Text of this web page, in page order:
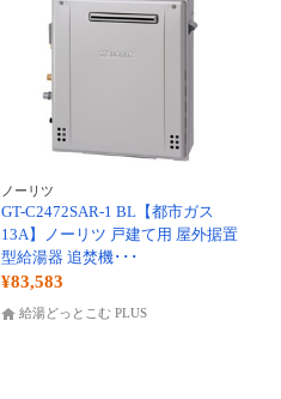
ノーリツ
GT-C2472SAR-1 BL【都市ガス
13A】ノーリツ 戸建て用 屋外据置
型給湯器 追焚機･･･
¥83,583
給湯どっとこむ PLUS